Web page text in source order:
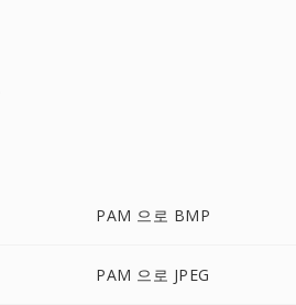
PAM 으로 BMP
PAM 으로 JPEG